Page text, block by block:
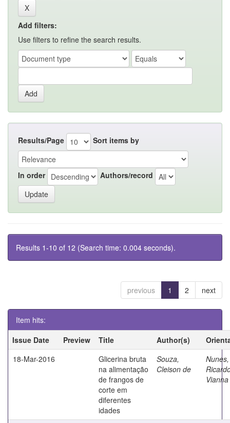
Add filters:
Use filters to refine the search results.
Results/Page Sort items by
In order Authors/record
Results 1-10 of 12 (Search time: 0.004 seconds).
previous 1 2 next
Item hits:
Issue Date
Preview Title Author(s)
18-Mar-2016
Glicerina bruta
na alimentação
de frangos de
corte em
diferentes
idades
Souza,
Cleison de
Nunes,
Vianna